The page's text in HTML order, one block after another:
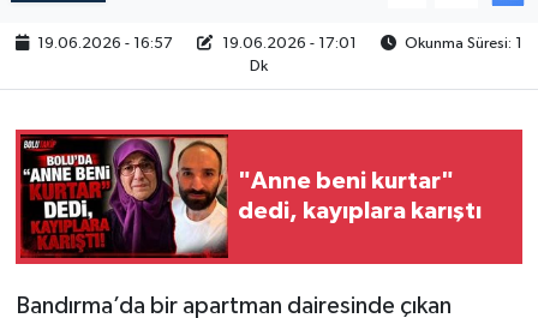
19.06.2026 - 16:57 19.06.2026 - 17:01
Okunma Süresi: 1
Dk
"Anne beni kurtar"
dedi, kayıplara karıştı
Bandırma’da bir apartman dairesinde çıkan